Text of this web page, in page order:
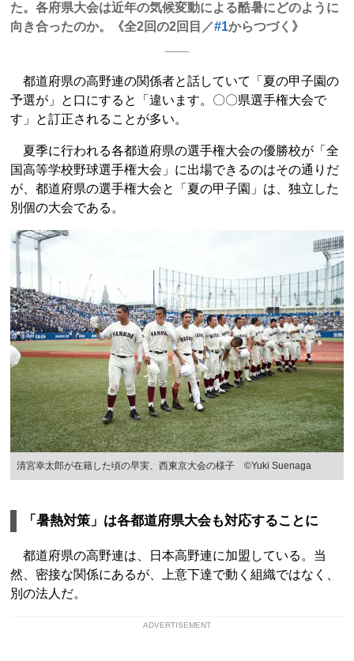
た。各府県大会は近年の気候変動による酷暑にどのように
向き合ったのか。《全2回の2回目／#1からつづく》
都道府県の高野連の関係者と話していて「夏の甲子園の
予選が」と口にすると「違います。〇〇県選手権大会で
す」と訂正されることが多い。
夏季に行われる各都道府県の選手権大会の優勝校が「全
国高等学校野球選手権大会」に出場できるのはその通りだ
が、都道府県の選手権大会と「夏の甲子園」は、独立した
別個の大会である。
清宮幸太郎が在籍した頃の早実、西東京大会の様子 ©Yuki Suenaga
「暑熱対策」は各都道府県大会も対応することに
都道府県の高野連は、日本高野連に加盟している。当
然、密接な関係にあるが、上意下達で動く組織ではなく、
別の法人だ。
ADVERTISEMENT